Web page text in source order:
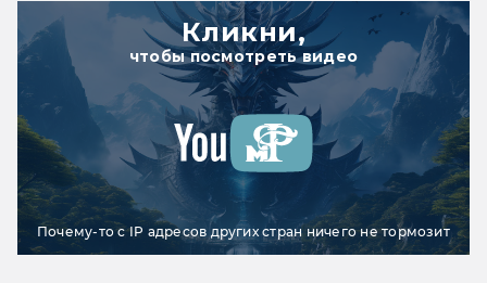
Кликни,
чтобы посмотреть видео
Почему-то с IP адресов других стран ничего не тормозит